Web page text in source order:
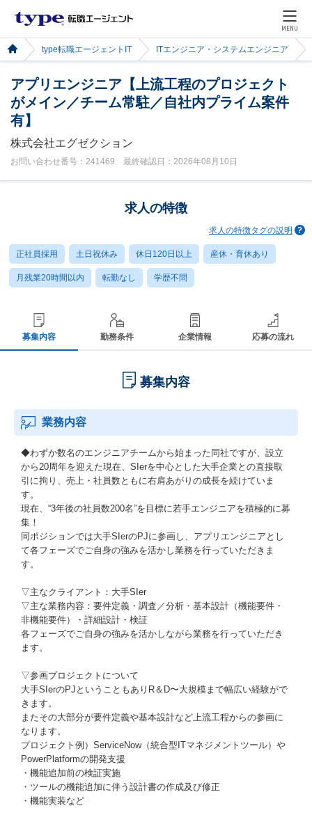
MENU
type転職エージェントIT ITエンジニア・システムエンジニア
アプリエンジニア【上流工程のプロジェクト
がメイン／チーム常駐／自社内プライム案件
有】
株式会社エグゼクション
お問い合わせ番号：241469 最終確認日：2026年08月10日
求人の特徴
求人の特徴タグの説明
正社員採用 土日祝休み 休日120日以上 産休・育休あり
月残業20時間以内 転勤なし 学歴不問
募集内容 勤務条件 企業情報 応募の流れ
募集内容
業務内容
◆わずか数名のエンジニアチームから始まった同社ですが、設⽴
から20周年を迎えた現在、SIerを中心とした大手企業との直接取
引に拘り、売上・社員数ともに右肩あがりの成長を続けていま
す。
現在、“3年後の社員数200名”を目標に若手エンジニアを積極的に募
集！
同ポジションでは大手SIerのPJに参画し、アプリエンジニアとし
て各フェーズでご自身の強みを活かし業務を行っていただきま
す。
▽主なクライアント：大手SIer
▽主な業務内容：要件定義・調査／分析・基本設計（機能要件・
非機能要件）・詳細設計・検証
各フェーズでご自身の強みを活かしながら業務を行っていただき
ます。
▽参画プロジェクトについて
大手SIerのPJということもありR＆D〜大規模まで幅広い経験がで
きます。
またその大部分が要件定義や基本設計など上流工程からの参画に
なります。
プロジェクト例）ServiceNow（統合型ITマネジメントツール）や
PowerPlatformの開発支援
・機能追加前の検証実施
・ツールの機能追加に伴う設計書の作成及び修正
・機能実装など